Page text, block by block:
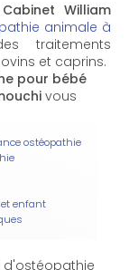
Cabinet William
animale à
traitements
et caprins.
pour bébé
vous
ostéopathie
enfant
d'ostéopathie